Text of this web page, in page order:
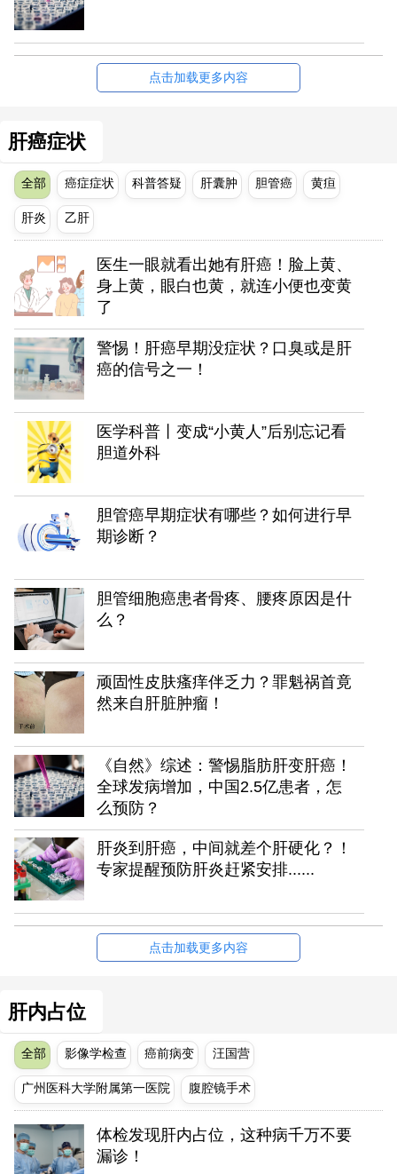
点击加载更多内容
肝癌症状
全部 癌症症状 科普答疑 肝囊肿 胆管癌 黄疸
肝炎 乙肝
医生一眼就看出她有肝癌！脸上黄、
身上黄，眼白也黄，就连小便也变黄
了
警惕！肝癌早期没症状？口臭或是肝
癌的信号之一！
医学科普丨变成“小黄人”后别忘记看
胆道外科
胆管癌早期症状有哪些？如何进行早
期诊断？
胆管细胞癌患者骨疼、腰疼原因是什
么？
顽固性皮肤瘙痒伴乏力？罪魁祸首竟
然来自肝脏肿瘤！
《自然》综述：警惕脂肪肝变肝癌！
全球发病增加，中国2.5亿患者，怎
么预防？
肝炎到肝癌，中间就差个肝硬化？！
专家提醒预防肝炎赶紧安排......
点击加载更多内容
肝内占位
全部 影像学检查 癌前病变 汪国营
广州医科大学附属第一医院 腹腔镜手术
体检发现肝内占位，这种病千万不要
漏诊！